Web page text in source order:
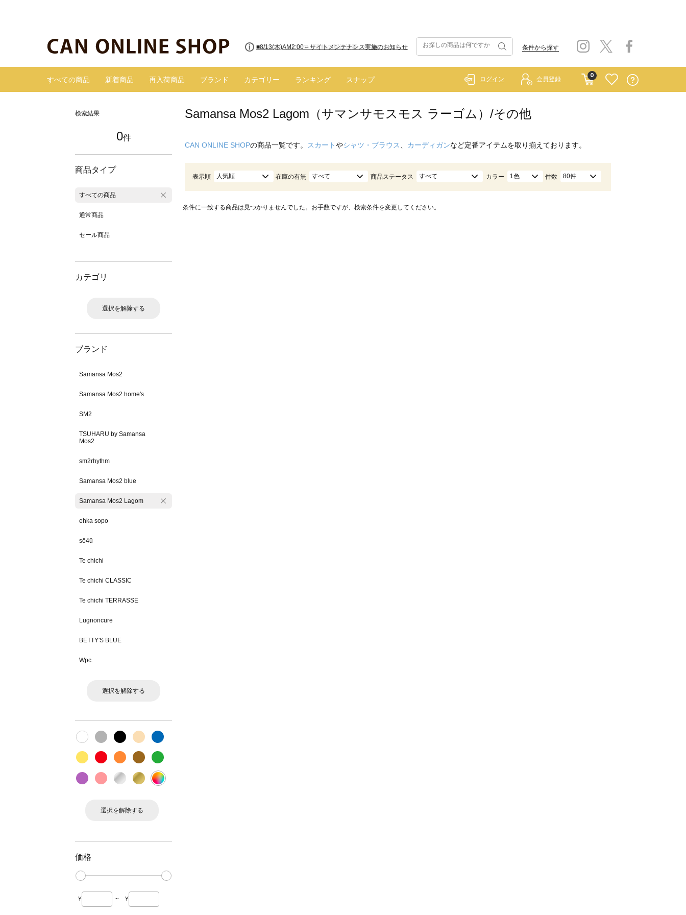
■8/13(木)AM2:00～サイトメンテナンス実施のお知らせ 条件から探す
すべての商品 新着商品 再入荷商品 ブランド カテゴリー ランキング スナップ
0
ログイン 会員登録
検索結果
0件
商品タイプ
すべての商品
通常商品
セール商品
カテゴリ
選択を解除する
ブランド
Samansa Mos2
Samansa Mos2 home's
SM2
TSUHARU by Samansa
Mos2
sm2rhythm
Samansa Mos2 blue
Samansa Mos2 Lagom
ehka sopo
sō4ū
Te chichi
Te chichi CLASSIC
Te chichi TERRASSE
Lugnoncure
BETTY'S BLUE
Wpc.
選択を解除する
選択を解除する
価格
¥ ~ ¥
Samansa Mos2 Lagom（サマンサモスモス ラーゴム）/その他
CAN ONLINE SHOPの商品一覧です。 スカートやシャツ・ブラウス カーディガンなど定番アイテムを取り揃えております。
表示順 人気順 在庫の有無 すべて 商品ステータス すべて カラー 1色 件数 80件
条件に一致する商品は見つかりませんでした。お手数ですが、検索条件を変更してください。